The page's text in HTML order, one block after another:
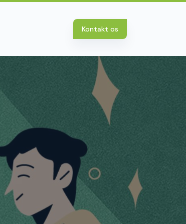
Kontakt os